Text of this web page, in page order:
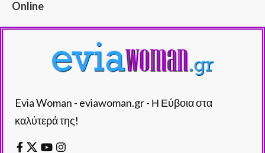
Online
Evia Woman - eviawoman.gr - Η Εύβοια στα
καλύτερά της!